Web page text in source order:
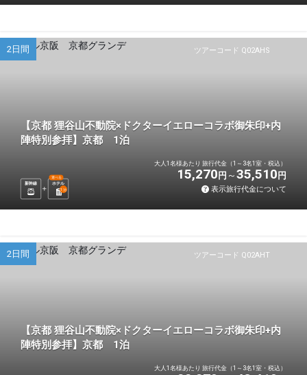
ツアーコード Q02AHS
2日間
【京都 狸谷山不動院×ドクターイエローコラボ御朱印+内
陣特別参拝】京都 1泊
新幹線 ホテル
選べる
1 泊
大人1名様あたり 旅行代金（1～3名1室・税込）
15,270 円 35,510 円
表示旅行代金について
ツアーコード Q02AHT
2日間
【京都 狸谷山不動院×ドクターイエローコラボ御朱印+内
陣特別参拝】京都 1泊
大人1名様あたり 旅行代金（1～3名1室・税込）